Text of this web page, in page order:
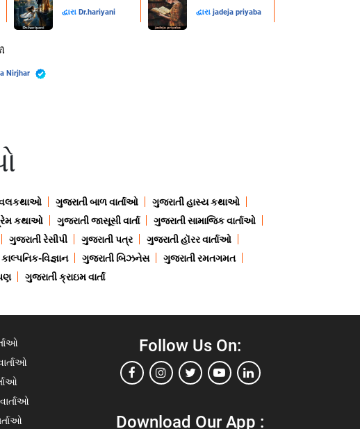
દ્વારા Dr.hariyani દ્વારા jadeja priyaba
Nirjhar
ગુજરાતી બાળ વાર્તાઓ
ગુજરાતી હાસ્ય કથાઓ
કથાઓ ગુજરાતી જાસૂસી વાર્તા
ગુજરાતી સામાજિક વાર્તાઓ
ગુજરાતી રેસીપી ગુજરાતી પત્ર
ગુજરાતી હૉરર વાર્તાઓ
વિજ્ઞાન ગુજરાતી બિઝનેસ
ગુજરાતી રમતગમત
ગુજરાતી ક્રાઇમ વાર્તા
Follow Us On:
Download Our App :